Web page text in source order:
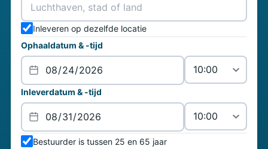
Inleveren op dezelfde locatie
Ophaaldatum & -tijd
Inleverdatum & -tijd
Bestuurder is tussen 25 en 65 jaar